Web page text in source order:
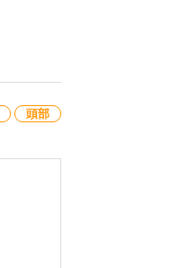
頭部